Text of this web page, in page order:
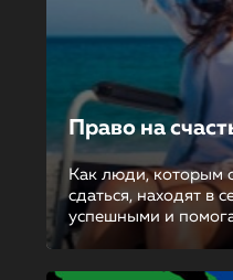
Право на
Как люди, которым
сдаться, находят в
успешными и